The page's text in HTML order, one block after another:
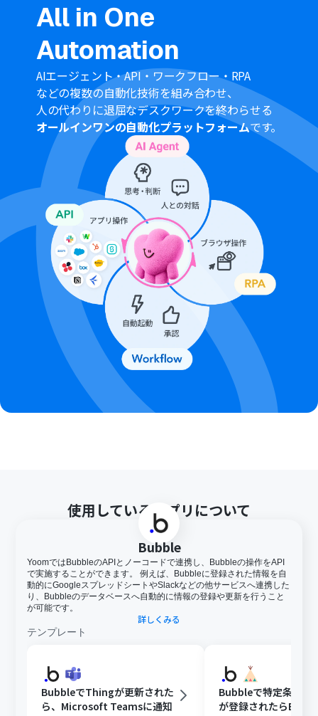
All in One
Automation
AIエージェント・API・ワークフロー・RPA
などの複数の自動化技術を組み合わせ、
人の代わりに退屈なデスクワークを終わらせる
オールインワンの自動化プラットフォームです。
使用しているアプリについて
Bubble
YoomではBubbleのAPIとノーコードで連携し、Bubbleの操作をAPI
で実施することができます。 例えば、Bubbleに登録された情報を自
動的にGoogleスプレッドシートやSlackなどの他サービスへ連携した
り、Bubbleのデータベースへ自動的に情報の登録や更新を行うこと
が可能です。
詳しくみる
テンプレート
BubbleでThingが更新された
ら、Microsoft Teamsに通知
Bubbleで特定条件に
が登録されたらBASE